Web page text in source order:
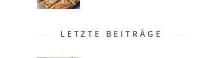
LETZTE BEITRÄGE